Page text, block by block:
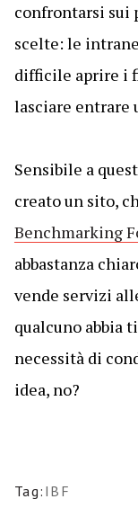
confrontarsi sui
scelte: le
difficile aprire i
lasciare entrare
Sensibile a
creato un sito,
Benchmarking
abbastanza
vende servizi
qualcuno abbia
necessità di
idea, no?
Tag: IBF